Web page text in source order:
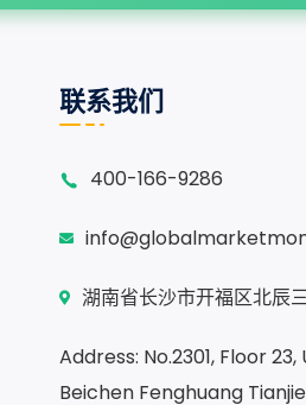
联系我们
400-166-9286
湖南省长沙市开福区北辰
Address: No.2301, Floor 23,
Beichen Fenghuang